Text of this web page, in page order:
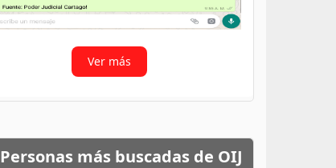
Ver más
Personas más buscadas de OIJ